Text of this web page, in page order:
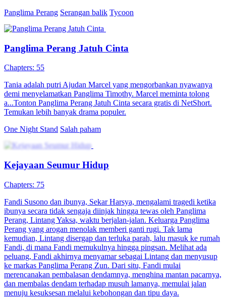
Panglima Perang Serangan balik Tycoon
Panglima Perang Jatuh Cinta
Chapters: 55
Tania adalah putri Ajudan Marcel yang mengorbankan nyawanya
demi menyelamatkan Panglima Timothy. Marcel meminta tolong
a...Tonton Panglima Perang Jatuh Cinta secara gratis di NetShort.
Temukan lebih banyak drama populer.
One Night Stand Salah paham
Kejayaan Seumur Hidup
Chapters: 75
Fandi Susono dan ibunya, Sekar Harsya, mengalami tragedi ketika
ibunya secara tidak sengaja diinjak hingga tewas oleh Panglima
Perang, Lintang Yaksa, waktu berjalan-jalan. Keluarga Panglima
Perang yang arogan menolak memberi ganti rugi. Tak lama
kemudian, Lintang disergap dan terluka parah, lalu masuk ke rumah
Fandi, di mana Fandi memukulnya hingga pingsan. Melihat ada
peluang, Fandi akhirnya menyamar sebagai Lintang dan menyusup
ke markas Panglima Perang Zun. Dari situ, Fandi mulai
merencanakan pembalasan dendamnya, menghina mantan pacarnya,
dan membalas dendam terhadap musuh lamanya, memulai jalan
menuju kesuksesan melalui kebohongan dan tipu daya.